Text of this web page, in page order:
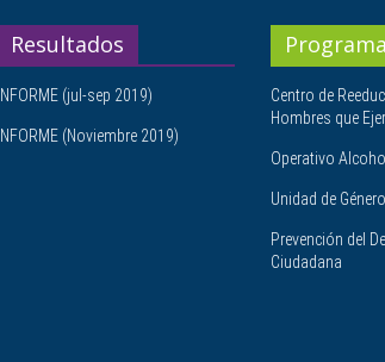
Resultados
INFORME (jul-sep 2019)
INFORME (Noviembre 2019)
Centro de
Hombres que
Operativo
Unidad de Género
Prevención del
Ciudadana